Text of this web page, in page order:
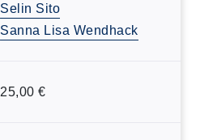
Selin Sito
Sanna Lisa Wendhack
25,00 €